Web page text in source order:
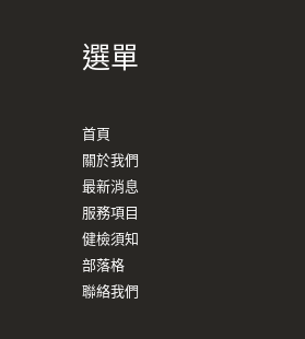
選單
首頁
關於我們
最新消息
服務項目
健檢須知
部落格
聯絡我們